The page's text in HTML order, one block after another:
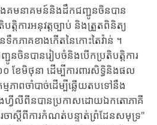
ងគមនាគមន៍​និង​ដឹកជញ្ជូនចិនបាន
ការអនុវត្តច្បាប់ និងត្រួតពិនិត្យ
កភាគខាងកើតនៃកោះតៃវ៉ាន់ ។
ចិនបានរៀបចំនិងបើក​ប្រតិបត្តិការ
០ ខែមិថុនា ដើម្បីការពារសិទ្ធិ​និង​ផល
ភាពចាំបាច់ដើម្បីឆ្លើយតបទៅនឹង
វីលីពីនបាន​ប្រកាសដោយ​ឯកតោភាគី
រចាស្តីពីការ​កំណត់បន្ទាត់​ព្រំដែន​សមុទ្រ"